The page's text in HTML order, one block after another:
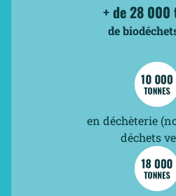
+ de 28 000
de
en déchèterie
déchets